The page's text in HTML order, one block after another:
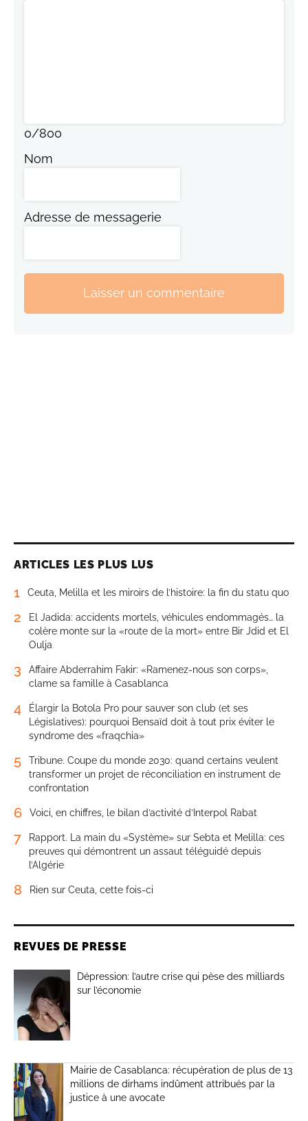
0/800
Nom
Adresse de messagerie
Laisser un commentaire
ARTICLES LES PLUS LUS
1 Ceuta, Melilla et les miroirs de l’histoire: la fin du statu quo
2
El Jadida: accidents mortels, véhicules endommagés… la
colère monte sur la «route de la mort» entre Bir Jdid et El
Oulja
3
Affaire Abderrahim Fakir: «Ramenez-nous son corps»,
clame sa famille à Casablanca
4
Élargir la Botola Pro pour sauver son club (et ses
Législatives): pourquoi Bensaïd doit à tout prix éviter le
syndrome des «fraqchia»
5
Tribune. Coupe du monde 2030: quand certains veulent
transformer un projet de réconciliation en instrument de
confrontation
6 Voici, en chiffres, le bilan d’activité d’Interpol Rabat
7
Rapport. La main du «Système» sur Sebta et Melilla: ces
preuves qui démontrent un assaut téléguidé depuis
l’Algérie
8 Rien sur Ceuta, cette fois-ci
REVUES DE PRESSE
Dépression: l’autre crise qui pèse des milliards
sur l’économie
Mairie de Casablanca: récupération de plus de 13
millions de dirhams indûment attribués par la
justice à une avocate